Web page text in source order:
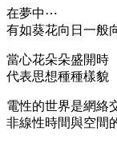
在夢中⋯
有如葵花向日一般
當心花朵朵盛開時
代表思想種種樣貌
電性的世界是網絡
非線性時間與空間